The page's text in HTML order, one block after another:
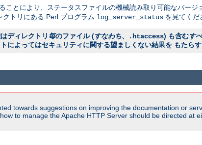
ことにより、ステータスファイルの機械読み取り可能なバージ
クトリにある Perl プログラム log_server_status を見てくだ
ディレクトリ 毎のファイル (すなわち、 .htaccess) も含むす
よってはセキュリティに関する望ましくない結果を もたらす
towards suggestions on improving the documentation or
to manage the Apache HTTP Server should be directed at